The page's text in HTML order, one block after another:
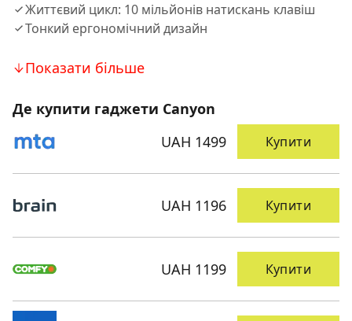
Життєвий цикл: 10 мільйонів натискань клавіш
Тонкий ергономічний дизайн
Показати більше
Де купити гаджети Canyon
UAH 1499
Купити
UAH 1196 Купити
UAH 1199 Купити